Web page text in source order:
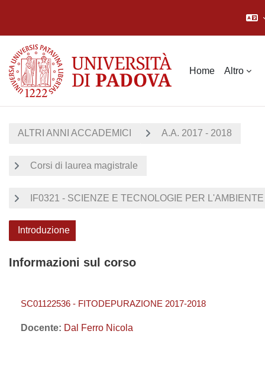
Home Altro
ALTRI ANNI ACCADEMICI A.A. 2017 - 2018
Corsi di laurea magistrale
IF0321 - SCIENZE E TECNOLOGIE PER
Introduzione
Informazioni sul corso
SC01122536 - FITODEPURAZIONE 2017-2018
Docente: Dal Ferro Nicola